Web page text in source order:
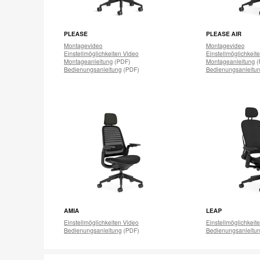
PLEASE
Montagevideo
Einstellmöglichkeiten Video
Montageanleitung (PDF)
Bedienungsanleitung (PDF)
PLEASE AIR
Montagevideo
Montageanleitung
AMIA
Einstellmöglichkeiten Video
Bedienungsanleitung (PDF)
LEAP